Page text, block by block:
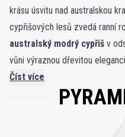
krásu úsvitu nad australskou
cypřišových lesů zvedá ranní
australský modrý cypřiš v
vůni výraznou dřevitou
přináší uklidňující aromatickou
dodává teplé kořeněné tóny,
Číst více